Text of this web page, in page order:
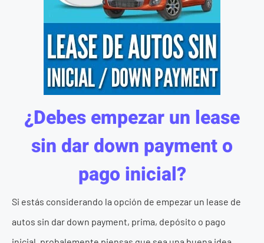
¿Debes empezar un lease
sin dar down payment o
pago inicial?
Si estás considerando la opción de empezar un lease de
autos sin dar down payment, prima, depósito o pago